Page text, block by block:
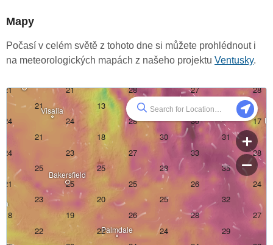
Mapy
Počasí v celém světě z tohoto dne si můžete prohlédnout i
na meteorologických mapách z našeho projektu Ventusky.